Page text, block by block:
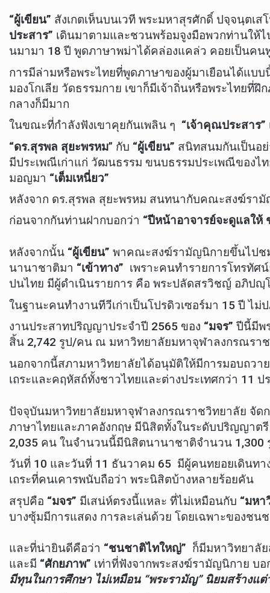
“ผู้เขียน” สังเกตเห็นบนเวที พระมหาสุรศักดิ์ ปจฺจนฺต
ประสาร” เดินมาตามและชวนพร้อมจูงมือพวกท่านให้
นมามา 18 ปี พูดภาษาพม่าได้คล่องแคล่ว คอยเป็นคน
การมีล่ามหรือพระไทยที่พูดภาษาของผู้มาเยือนได้แบ
มองโกเลีย วัดธรรมกาย เขาก็มีเจ้าถิ่นหรือพระไทยที่
กลางก็มีมาก
ในขณะที่กำลังฟังเขาคุยกันเพลิน ๆ “เจ้าคุณประสาร”
“ดร.สุรพล สุยะพรหม” กับ “ผู้เขียน” สนิทสนมกันเป็นอ
มีประเพณีเก่าแก่ วัฒนธรรม ขนบธรรมประเพณีของไ
มอญมา “เต็มเหนี่ยว”
หลังจาก ดร.สุรพล สุยะพรหม สนทนากับคณะสงฆ์ร
ก่อนจากกันท่านฝากบอกว่า “ปีหน้าอาจารย์จะดูแลให้
หลังจากนั้น “ผู้เขียน” พาคณะสงฆ์รามัญนิกายขึ้นไป
นานาชาติมา “เข้าทาง” เพราะคนทำรายการโทรทัศ
ปนไทย มีผู้ดำเนินรายการ คือ พระปลัดสรวิชญ์ อภิป
ในฐานะคนทำงานทีวีเก่าเป็นโปรดิวเซอร์มา 15 ปี ไ
งานประสาทปริญญาประจำปี 2565 ของ “มจร” ปีนี้มีพ
สิ้น 2,742 รูป/คน ณ มหาวิทยาลัยมหาจุฬาลงกรณรา
นอกจากนี้สภามหาวิทยาลัยได้อนุมัติให้มีการมอบถ
เถระและคฤหัสถ์ทั้งชาวไทยและต่างประเทศกว่า 11
ปัจจุบันมหาวิทยาลัยมหาจุฬาลงกรณราชวิทยาลัย จัด
ภาษาไทยและภาคอังกฤษ มีนิสิตทั้งในระดับปริญญา
2,035 คน ในจำนวนนี้มีนิสิตนานาชาติจำนวน 1,300
วันที่ 10 และวันที่ 11 ธันวาคม 65 มีผู้คนทยอยเดินท
เถระที่คนเคารพนับถือว่า พระนิสิตบ้างหลายร้อยคัน
สรุปคือ “มจร” มีเสน่ห์ตรงนี้แหละ ที่ไม่เหมือนกับ “มหา
บางซุ้มมีการแสดง การละเล่นด้วย โดยเฉพาะของช
และที่น่ายินดีคือว่า “ชนชาติไทใหญ่” ก็มีมหาวิทยาลั
และมี “ศักยภาพ” เท่าที่ฟังจากพระสงฆ์รามัญนิกาย บ
มีทุนในการศึกษา ไม่เหมือน “พระรามัญ” นิยมสร้าง